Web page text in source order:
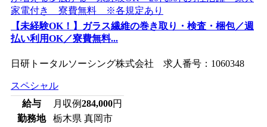
【未経験OK！】ガラス繊維の巻き取り・検査・梱包／週
払い利用OK／寮費無料...
日研トータルソーシング株式会社 求人番号：1060348
スペシャル
給与
月収例284,000円
勤務地
栃木県 真岡市